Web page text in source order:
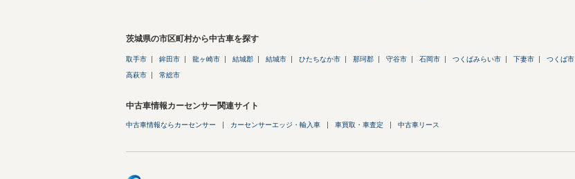
茨城県の市区町村から中古車を探す
取手市 鉾田市 龍ヶ崎市 結城郡 結城市 ひたちなか市 那珂郡 守谷市 石岡市 つくばみらい市 下妻市 つくば市
高萩市 常総市
中古車情報カーセンサー関連サイト
中古車情報ならカーセンサー カーセンサーエッジ・輸入車 車買取・車査定 中古車リース